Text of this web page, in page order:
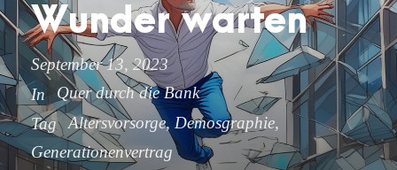
Wunder warten
September 13, 2023
In
Quer durch die Bank
Tag
Altersvorsorge, Demosgraphie,
Generationenvertrag